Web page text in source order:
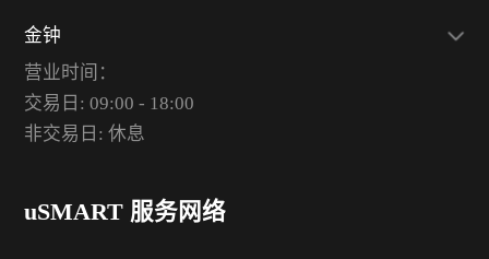
金钟
营业时间：
交易日: 09:00 - 18:00
非交易日: 休息
uSMART 服务网络